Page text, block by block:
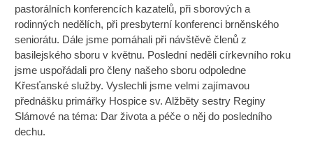
pastorálních konferencích kazatelů, při sborových a
rodinných nedělích, při presbyterní konferenci brněnského
seniorátu. Dále jsme pomáhali při návštěvě členů z
basilejského sboru v květnu. Poslední neděli církevního roku
jsme uspořádali pro členy našeho sboru odpoledne
Křesťanské služby. Vyslechli jsme velmi zajímavou
přednášku primářky Hospice sv. Alžběty sestry Reginy
Slámové na téma: Dar života a péče o něj do posledního
dechu.